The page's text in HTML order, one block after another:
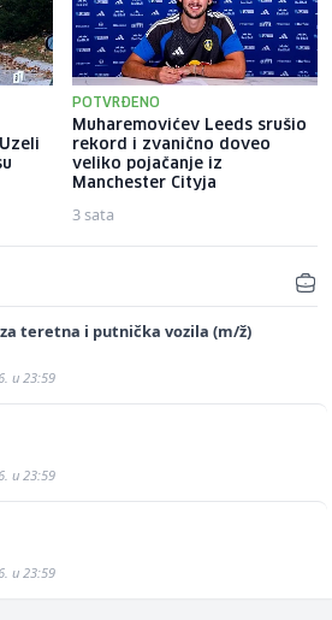
POTVRĐENO
Muharemovićev Leeds srušio
rekord i zvanično doveo
veliko pojačanje iz
Manchester Cityja
3 sata
teretna i putnička vozila (m/ž)
u 23:59
u 23:59
u 23:59